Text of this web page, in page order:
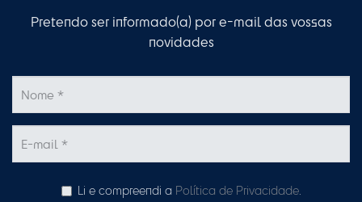
Pretendo ser informado(a) por e-mail das vossas
novidades
Li e compreendi a Política de Privacidade.